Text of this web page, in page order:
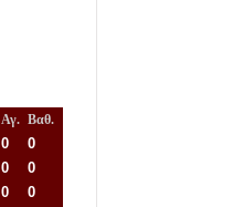
Αγ. Βαθ.
0
0
0
0
0
0